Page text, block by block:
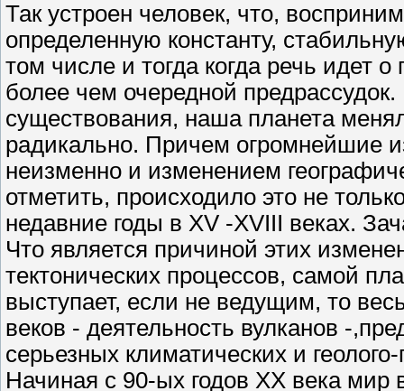
Так устроен человек, что,
определенную константу,
том числе и тогда когда речь идет
более чем очередной
существования, наша планета
радикально. Причем огромнейшие
неизменно и изменением
отметить, происходило это не
недавние годы в XV -XVIII веках.
Что является причиной этих
тектонических процессов, самой
выступает, если не ведущим, то
веков - деятельность вулканов -
серьезных климатических и
Начиная с 90-ых годов XX века мир